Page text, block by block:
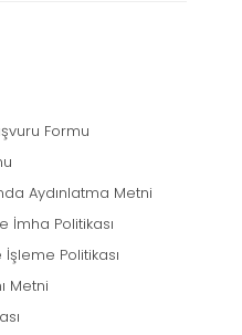
Formu
Aydınlatma Metni
İmha Politikası
Politikası
Metni